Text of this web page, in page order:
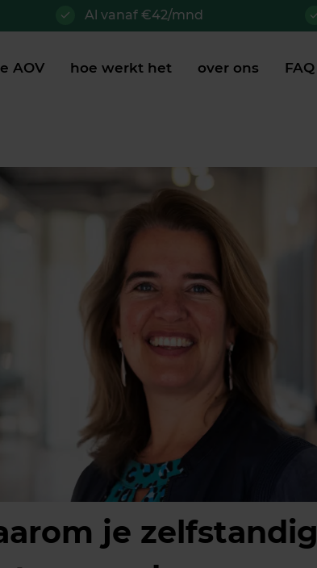
Al vanaf €42/mnd
AOV hoe werkt het over ons FAQ
je zelfstandig